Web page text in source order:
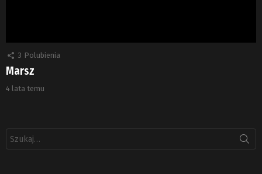
3 Polubienia
Marsz
4 lata temu